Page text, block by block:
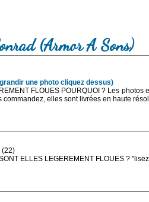
(Armor A Sons)
une photo cliquez dessus)
FLOUES POURQUOI ? Les
commandez, elles sont livrées en haute
(22)
ELLES LEGEREMENT FLOUES ?